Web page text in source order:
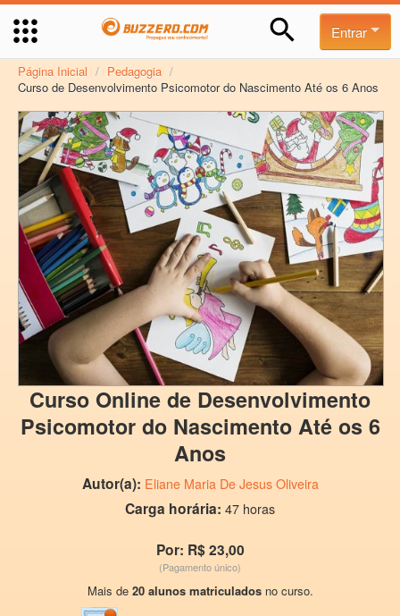
Entrar
Página Inicial / Pedagogia /
Curso de Desenvolvimento Psicomotor do Nascimento Até os 6 Anos
Curso Online de Desenvolvimento
Psicomotor do Nascimento Até os 6
Anos
Autor(a): Eliane Maria De Jesus Oliveira
Carga horária: 47 horas
Por: R$ 23,00
(Pagamento único)
Mais de 20 alunos matriculadosno curso.